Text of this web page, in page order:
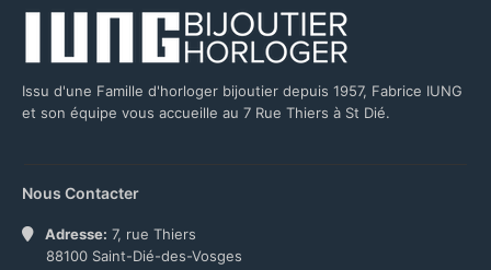
Issu d'une Famille d'horloger bijoutier depuis 1957, Fabrice IUNG
et son équipe vous accueille au 7 Rue Thiers à St Dié.
Nous Contacter
Adresse: 7, rue Thiers
88100 Saint-Dié-des-Vosges